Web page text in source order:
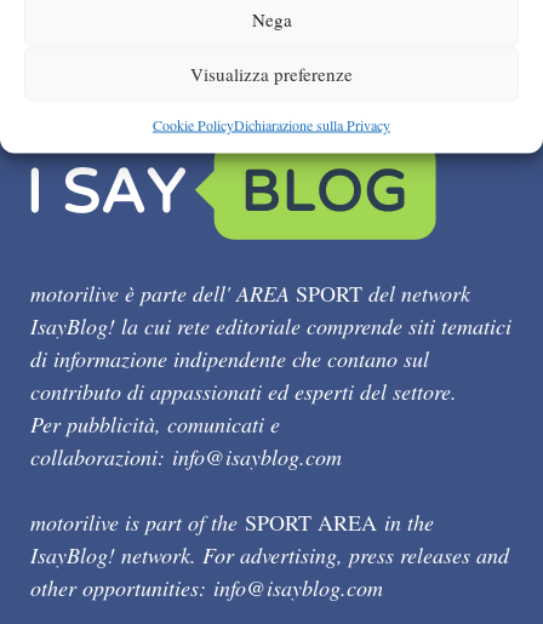
Nega
Visualizza preferenze
Cookie PolicyDichiarazione sulla Privacy
motorilive è parte dell' AREA SPORT del network
IsayBlog! la cui rete editoriale comprende siti tematici
di informazione indipendente che contano sul
contributo di appassionati ed esperti del settore.
Per pubblicità, comunicati e
collaborazioni: info@isayblog.com
motorilive is part of the SPORT AREA in the
IsayBlog! network. For advertising, press releases and
other opportunities: info@isayblog.com